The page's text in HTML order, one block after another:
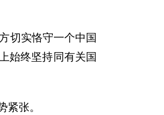
切实恪守一个中国
始终坚持同有关国
张。